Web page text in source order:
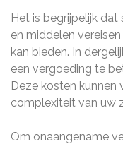
Het is begrijpelijk
en middelen
kan bieden. In
een vergoeding te
Deze kosten kunnen
complexiteit van uw
Om onaangename